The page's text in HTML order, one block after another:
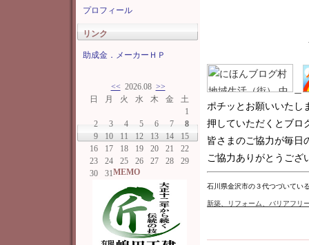
プロフィール
リンク
助成金．メーカーＨＰ
<< 2026.08 >>
日
2
9
16
23
30
月
3
10
17
24
31
火
4
11
18
25
水
5
12
19
26
木
6
13
20
27
金
7
14
21
28
土
1
8
15
22
29
MEMO
ポチッとお願いいたし
押していただくとブロ
皆さまのご協力が毎日
ご協力ありがとうござ
石川県金沢市の３代つづいてい
新築 、リフォーム、バリアフリ